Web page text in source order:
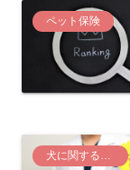
ペット保険